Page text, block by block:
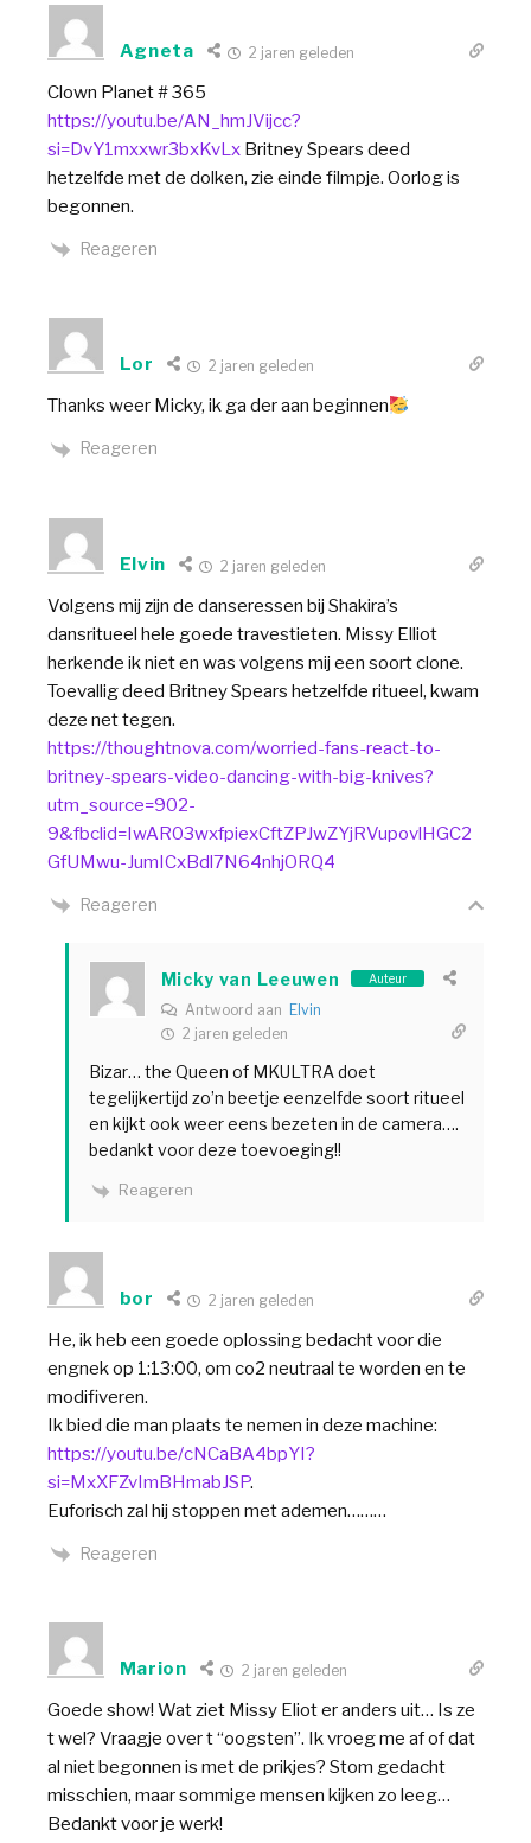
Agneta 2 jaren geleden
Clown Planet # 365
https://youtu.be/AN_hmJVijcc?
si=DvY1mxxwr3bxKvLxBritney Spears deed
hetzelfde met de dolken, zie einde filmpje. Oorlog is
begonnen.
Reageren
Lor 2 jaren geleden
Thanks weer Micky, ik ga der aan beginnen
Reageren
Elvin 2 jaren geleden
Volgens mij zijn de danseressen bij Shakira’s
dansritueel hele goede travestieten. Missy Elliot
herkende ik niet en was volgens mij een soort clone.
Toevallig deed Britney Spears hetzelfde ritueel, kwam
deze net tegen.
https://thoughtnova.com/worried-fans-react-to-
britney-spears-video-dancing-with-big-knives?
utm_source=902-
9&fbclid=IwAR03wxfpiexCftZPJwZYjRVupovlHGC2
GfUMwu-JumICxBdl7N64nhjORQ4
Reageren
Micky van Leeuwen Auteur
Antwoord aan Elvin
2 jaren geleden
Bizar… the Queen of MKULTRA doet
tegelijkertijd zo’n beetje eenzelfde soort ritueel
en kijkt ook weer eens bezeten in de camera….
bedankt voor deze toevoeging!!
Reageren
bor 2 jaren geleden
He, ik heb een goede oplossing bedacht voor die
engnek op 1:13:00, om co2 neutraal te worden en te
modifiveren.
Ik bied die man plaats te nemen in deze machine:
https://youtu.be/cNCaBA4bpYI?
si=MxXFZvImBHmabJSP.
Euforisch zal hij stoppen met ademen………
Reageren
Marion 2 jaren geleden
Goede show! Wat ziet Missy Eliot er anders uit… Is ze
t wel? Vraagje over t “oogsten”. Ik vroeg me af of dat
al niet begonnen is met de prikjes? Stom gedacht
misschien, maar sommige mensen kijken zo leeg…
Bedankt voor je werk!